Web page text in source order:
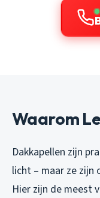
Waarom
Dakkapellen zijn
licht – maar ze zijn
Hier zijn de meest